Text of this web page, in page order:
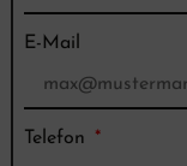
E-Mail
Telefon